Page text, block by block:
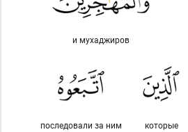
и мухаджиров
которые
последовали за ним